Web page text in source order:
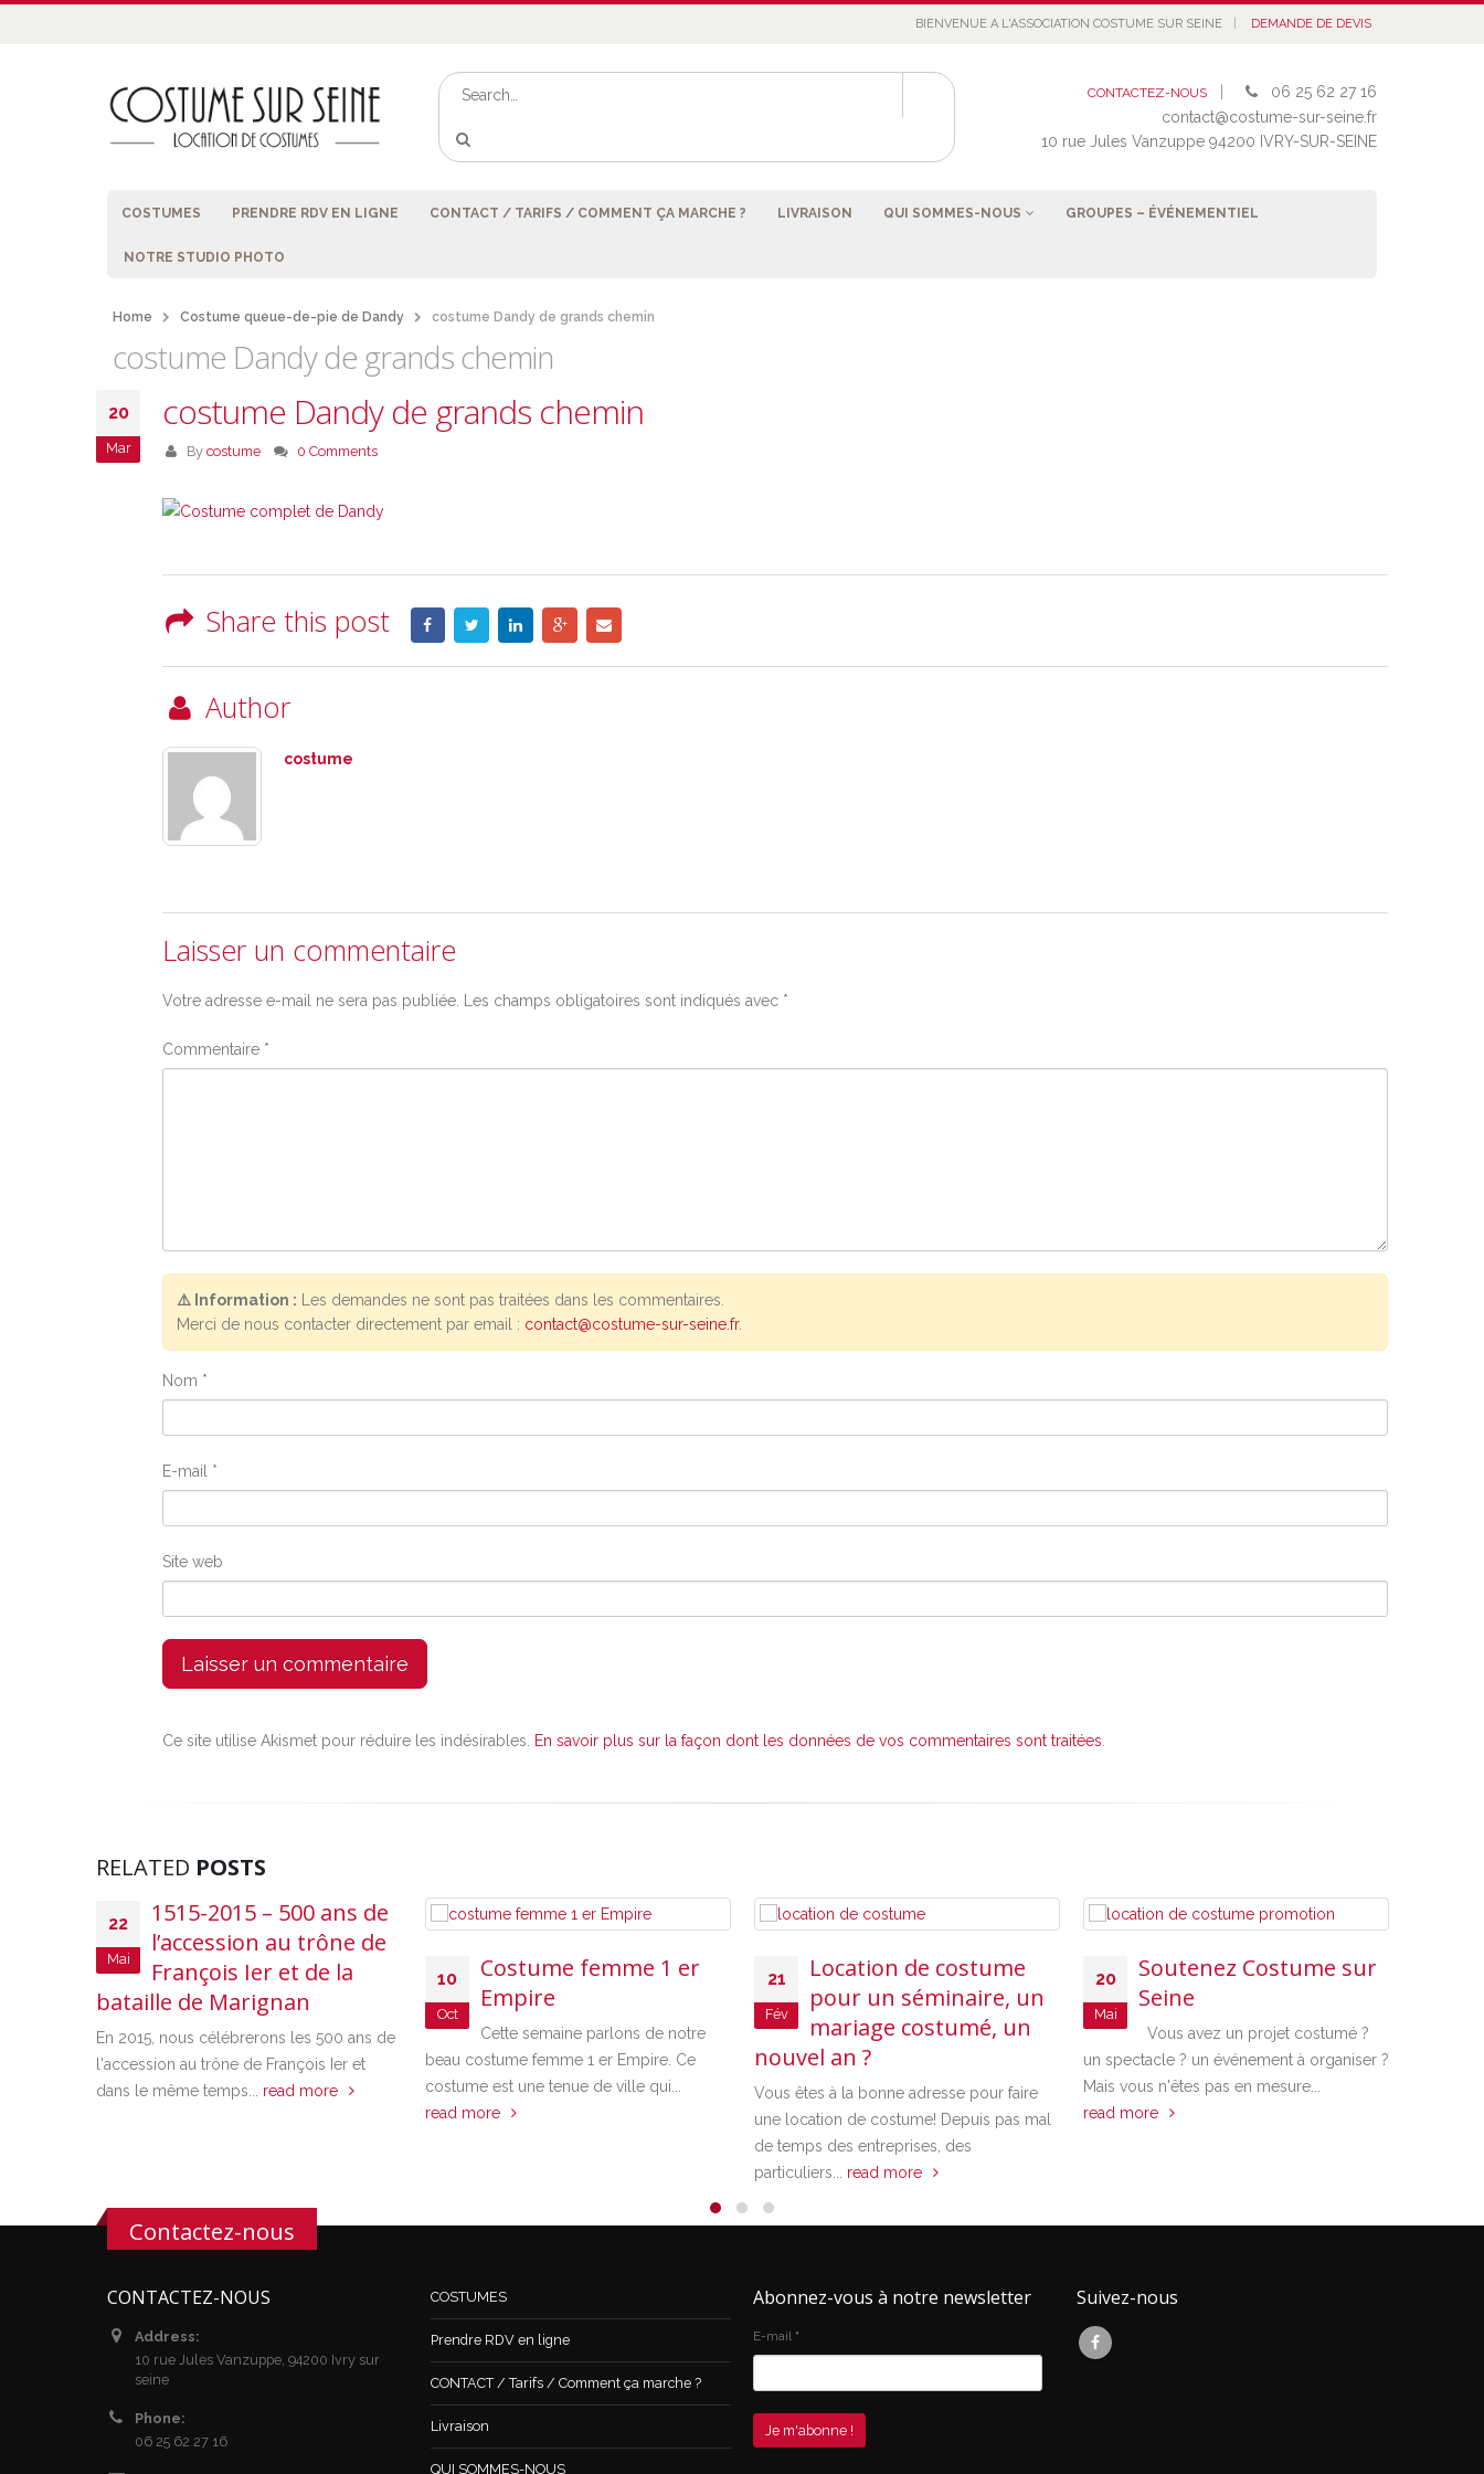
BIENVENUE A L'ASSOCIATION COSTUME SUR SEINE DEMANDE DE DEVIS
CONTACTEZ-NOUS
06 25 62 27 16
contact@costume-sur-seine.fr
10 rue Jules Vanzuppe 94200 IVRY-SUR-SEINE
COSTUMES PRENDRE RDV EN LIGNE CONTACT / TARIFS / COMMENT ÇA MARCHE ? LIVRAISON QUI SOMMES-NOUS GROUPES – ÉVÉNEMENTIEL
NOTRE STUDIO PHOTO
Home Costume queue-de-pie de Dandy costume Dandy de grands chemin
costume Dandy de grands chemin
20
Mar
costume Dandy de grands chemin
By costume 0 Comments
Share this post
Author
costume
Laisser un commentaire
Votre adresse e-mail ne sera pas publiée. Les champs obligatoires sont indiqués avec *
Commentaire *
⚠️ Information : Les demandes ne sont pas traitées dans les commentaires.
Merci de nous contacter directement par email : contact@costume-sur-seine.fr.
Nom *
E-mail *
Site web
Ce site utilise Akismet pour réduire les indésirables. En savoir plus sur la façon dont les données de vos commentaires sont traitées.
RELATED POSTS
22
Mai
1515-2015 – 500 ans de
l’accession au trône de
François Ier et de la
bataille de Marignan
En 2015, nous célébrerons les 500 ans de
l'accession au trône de François Ier et
dans le même temps... read more
10
Oct
Costume femme 1 er
Empire
Cette semaine parlons de notre
beau costume femme 1 er Empire. Ce
costume est une tenue de ville qui...
read more
21
Fév
Location de costume
pour un séminaire, un
mariage costumé, un
nouvel an ?
Vous êtes à la bonne adresse pour faire
une location de costume! Depuis pas mal
de temps des entreprises, des
particuliers... read more
20
Mai
Soutenez Costume sur
Seine
Vous avez un projet costumé ?
un spectacle ? un événement à organiser ?
Mais vous n'êtes pas en mesure...
read more
Contactez-nous
CONTACTEZ-NOUS
Address:
10 rue Jules Vanzuppe, 94200 Ivry sur
seine
Phone:
06 25 62 27 16
COSTUMES
Prendre RDV en ligne
CONTACT / Tarifs / Comment ça marche ?
Livraison
QUI SOMMES-NOUS
Abonnez-vous à notre newsletter
E-mail *
Suivez-nous